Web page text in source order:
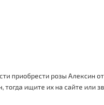
приобрести розы Алексин
ищите их на сайте или